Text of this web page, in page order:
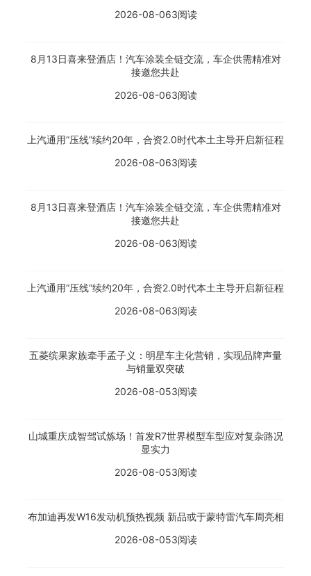
2026-08-063阅读
8月13日喜来登酒店！汽车涂装全链交流，车企供需精准对
接邀您共赴
2026-08-063阅读
上汽通用“压线”续约20年，合资2.0时代本土主导开启新征程
2026-08-063阅读
8月13日喜来登酒店！汽车涂装全链交流，车企供需精准对
接邀您共赴
2026-08-063阅读
上汽通用“压线”续约20年，合资2.0时代本土主导开启新征程
2026-08-063阅读
五菱缤果家族牵手孟子义：明星车主化营销，实现品牌声量
与销量双突破
2026-08-053阅读
山城重庆成智驾试炼场！首发R7世界模型车型应对复杂路况
显实力
2026-08-053阅读
布加迪再发W16发动机预热视频 新品或于蒙特雷汽车周亮相
2026-08-053阅读